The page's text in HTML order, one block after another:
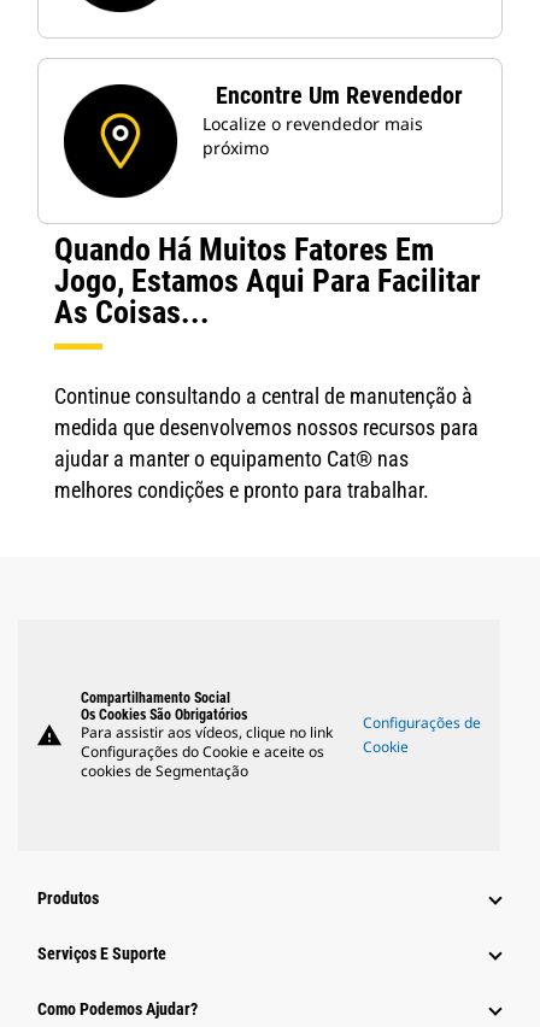
Encontre Um Revendedor
Localize o revendedor mais
próximo
Quando Há Muitos Fatores Em
Jogo, Estamos Aqui Para Facilitar
As Coisas...
Continue consultando a central de manutenção à
medida que desenvolvemos nossos recursos para
ajudar a manter o equipamento Cat® nas
melhores condições e pronto para trabalhar.
warning
Compartilhamento Social
Os Cookies São Obrigatórios
Para assistir aos vídeos, clique no link
Configurações do Cookie e aceite os
cookies de Segmentação
Configurações de
Cookie
Produtos
Serviços E Suporte
Como Podemos Ajudar?